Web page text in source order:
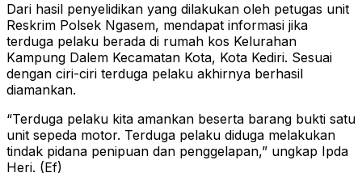
Dari hasil penyelidikan yang dilakukan oleh petugas unit
Reskrim Polsek Ngasem, mendapat informasi jika
terduga pelaku berada di rumah kos Kelurahan
Kampung Dalem Kecamatan Kota, Kota Kediri. Sesuai
dengan ciri-ciri terduga pelaku akhirnya berhasil
diamankan.
“Terduga pelaku kita amankan beserta barang bukti satu
unit sepeda motor. Terduga pelaku diduga melakukan
tindak pidana penipuan dan penggelapan,” ungkap Ipda
Heri. (Ef)